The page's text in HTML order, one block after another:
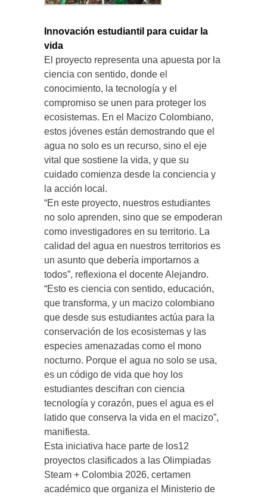
Innovación estudiantil para cuidar la
vida
El proyecto representa una apuesta por la
ciencia con sentido, donde el
conocimiento, la tecnología y el
compromiso se unen para proteger los
ecosistemas. En el Macizo Colombiano,
estos jóvenes están demostrando que el
agua no solo es un recurso, sino el eje
vital que sostiene la vida, y que su
cuidado comienza desde la conciencia y
la acción local.
“En este proyecto, nuestros estudiantes
no solo aprenden, sino que se empoderan
como investigadores en su territorio. La
calidad del agua en nuestros territorios es
un asunto que debería importarnos a
todos”, reflexiona el docente Alejandro.
“Esto es ciencia con sentido, educación,
que transforma, y un macizo colombiano
que desde sus estudiantes actúa para la
conservación de los ecosistemas y las
especies amenazadas como el mono
nocturno. Porque el agua no solo se usa,
es un código de vida que hoy los
estudiantes descifran con ciencia
tecnología y corazón, pues el agua es el
latido que conserva la vida en el macizo”,
manifiesta.
Esta iniciativa hace parte de los12
proyectos clasificados a las Olimpiadas
Steam + Colombia 2026, certamen
académico que organiza el Ministerio de